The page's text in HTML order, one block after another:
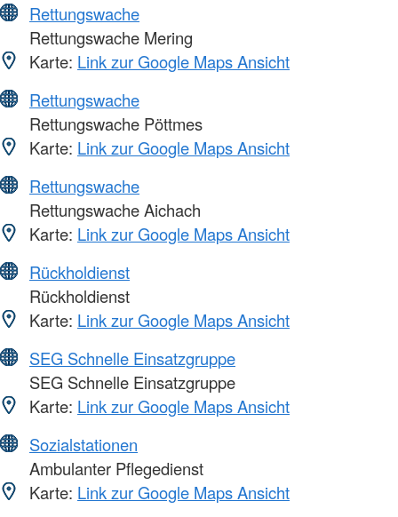
Rettungswache
Rettungswache Mering
Karte: Link zur Google Maps Ansicht
Rettungswache
Rettungswache Pöttmes
Karte: Link zur Google Maps Ansicht
Rettungswache
Rettungswache Aichach
Karte: Link zur Google Maps Ansicht
Rückholdienst
Rückholdienst
Karte: Link zur Google Maps Ansicht
SEG Schnelle Einsatzgruppe
SEG Schnelle Einsatzgruppe
Karte: Link zur Google Maps Ansicht
Sozialstationen
Ambulanter Pflegedienst
Karte: Link zur Google Maps Ansicht